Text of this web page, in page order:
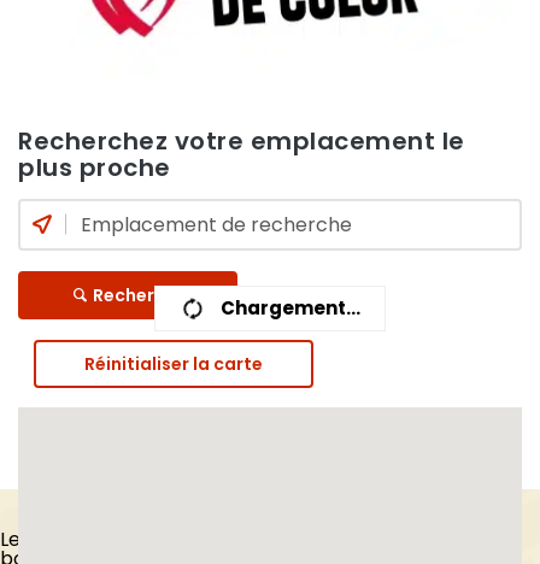
Chargement...
Recherchez votre emplacement le
plus proche
Recherche
Réinitialiser la carte
Les
boulanger vendéen